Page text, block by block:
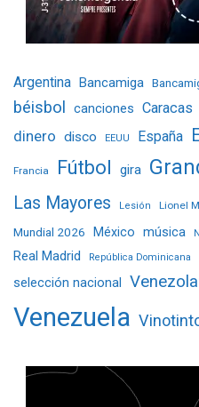
Argentina Bancamiga
béisbol canciones Caracas
dinero disco EEUU España
Francia Fútbol gira
Las Mayores Lesión Lionel
Mundial 2026 México música
Real Madrid República Dominicana
selección nacional
Venezuela